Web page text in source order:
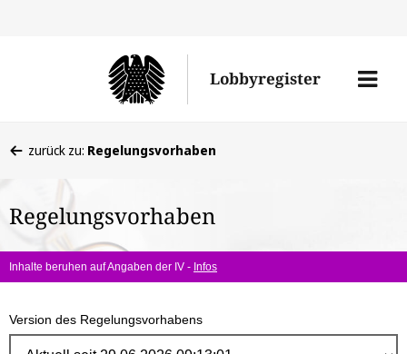
Lobbyregister
Menü
befinden
hier:
zurück zu: Regelungsvorhaben
Regelungsvorhaben
Inhalte beruhen auf Angaben der IV - Infos
Version des Regelungsvorhabens